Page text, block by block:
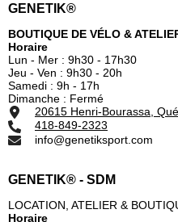
GENETIK®
BOUTIQUE DE VÉLO &
Horaire
Lun - Mer : 9h30 - 17h30
Jeu - Ven : 9h30 - 20h
Samedi : 9h - 17h
Dimanche : Fermé
20615 Henri-Bourassa,
418-849-2323
info@genetiksport.com
GENETIK® - SDM
LOCATION, ATELIER &
Horaire